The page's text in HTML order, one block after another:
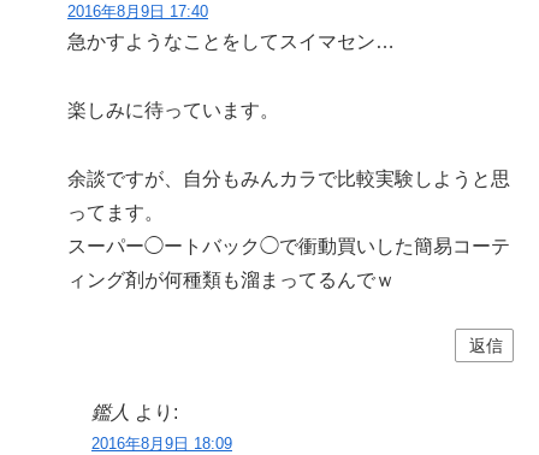
2016年8月9日 17:40
急かすようなことをしてスイマセン…
楽しみに待っています。
余談ですが、自分もみんカラで比較実験しようと思
ってます。
スーパー◯ートバック◯で衝動買いした簡易コーテ
ィング剤が何種類も溜まってるんでｗ
返信
鑑人 より:
2016年8月9日 18:09